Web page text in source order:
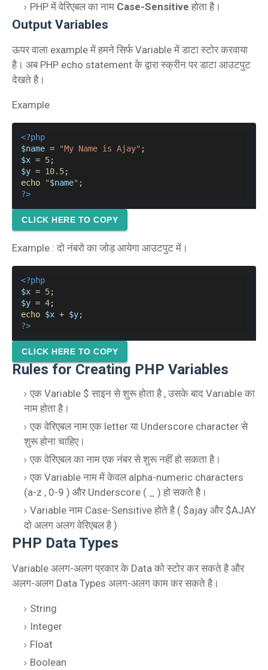
PHP में वेरिएबल का नाम Case-Sensitive होता है।
Output Variables
ऊपर वाला example में हमने सिर्फ Variable में डाटा स्टोर करवाया
है। अब PHP echo statement के द्वारा स्क्रीन पर डाटा आउटपुट
देखते है।
Example
<?php
$name = "My Name is Ajay" ;
$x = 5;
$y = 10.5;
echo
"$name" ;
?>
CLICK HERE TO COPY
Example : दो नंबरो का जोड़ आयेगा आउटपुट में।
<?php
$x = 5;
$y = 4;
echo $x + $y;
?>
CLICK HERE TO COPY
Rules for Creating PHP Variables
एक Variable $ साइन से शुरू होता है , उसके बाद Variable का
नाम होता है।
एक वेरिएबल नाम एक letter या Underscore character से
शुरू होना चाहिए।
एक वेरिएबल का नाम एक नंबर से शुरू नहीं हो सकता है।
एक Variable नाम में केवल alpha-numeric characters
(a-z , 0-9 ) और Underscore ( _ ) हो सकते है।
Variable नाम Case-Sensitive होते है ( $ajay और $AJAY
दो अलग अलग वेरिएबल है )
PHP Data Types
Variable अलग-अलग प्रकार के Data को स्टोर कर सकते है और
अलग-अलग Data Types अलग-अलग काम कर सकते है।
String
Integer
Float
Boolean